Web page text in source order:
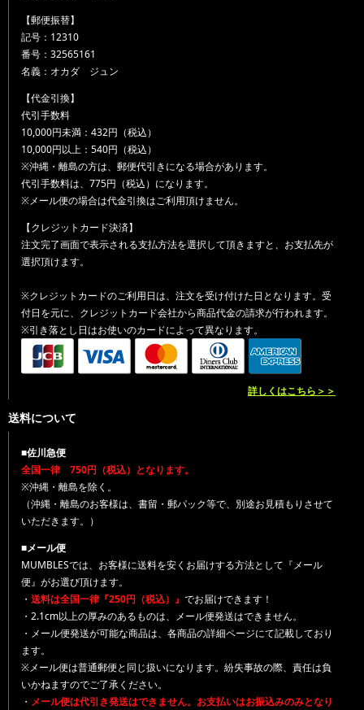
【郵便振替】
記号：12310
番号：32565161
名義：オカダ ジュン
【代金引換】
代引手数料
10,000円未満：432円（税込）
10,000円以上：540円（税込）
※沖縄・離島の方は、郵便代引きになる場合があります。
代引手数料は、775円（税込）になります。
※メール便の場合は代金引換はご利用頂けません。
【クレジットカード決済】
注文完了画面で表示される支払方法を選択して頂きますと、お支払先が
選択頂けます。
※クレジットカードのご利用日は、注文を受け付けた日となります。受
付日を元に、クレジットカード会社から商品代金の請求が行われます。
※引き落とし日はお使いのカードによって異なります。
詳しくはこちら＞＞
送料について
■佐川急便
全国一律 750円（税込）となります。
※沖縄・離島を除く。
（沖縄・離島のお客様は、書留・郵パック等で、別途お見積もりさせて
いただきます。）
■メール便
MUMBLESでは、お客様に送料を安くお届けする方法として『メール
便』がお選び頂けます。
・ 送料は全国一律『250円（税込）』 でお届けできます！
・2.1cm以上の厚みのあるものは、メール便発送はできません。
・メール便発送が可能な商品は、各商品の詳細ページにて記載しており
ます。
※メール便は普通郵便と同じ扱いになります。紛失事故の際、責任は負
いかねますのでご了承ください。
・ メール便は代引き発送はできません。お支払いはお振込みのみとなり